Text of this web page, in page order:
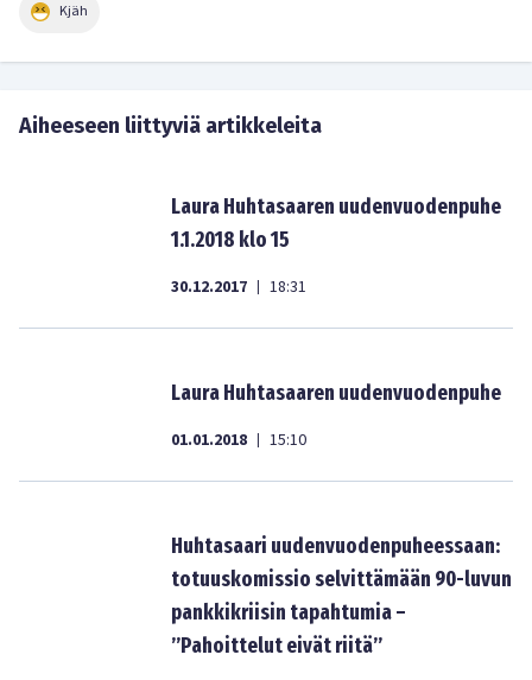
Kjäh
Aiheeseen liittyviä artikkeleita
Laura Huhtasaaren uudenvuodenpuhe
1.1.2018 klo 15
30.12.2017 | 18:31
Laura Huhtasaaren uudenvuodenpuhe
01.01.2018 | 15:10
Huhtasaari uudenvuodenpuheessaan:
totuuskomissio selvittämään 90-luvun
pankkikriisin tapahtumia –
”Pahoittelut eivät riitä”